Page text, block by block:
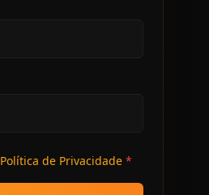
Política de Privacidade *